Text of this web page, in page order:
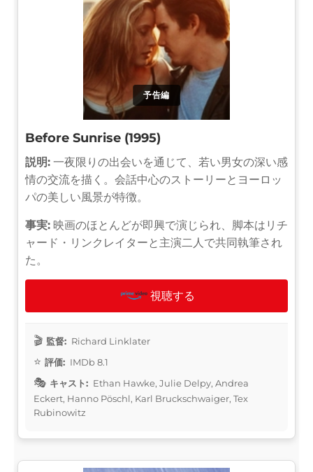
予告編
Before Sunrise (1995)
説明: 一夜限りの出会いを通じて、若い男女の深い感
情の交流を描く。会話中心のストーリーとヨーロッ
パの美しい風景が特徴。
事実: 映画のほとんどが即興で演じられ、脚本はリチ
ャード・リンクレイターと主演二人で共同執筆され
た。
視聴する
監督: Richard Linklater
評価: IMDb 8.1
キャスト: Ethan Hawke, Julie Delpy, Andrea
Eckert, Hanno Pöschl, Karl Bruckschwaiger, Tex
Rubinowitz